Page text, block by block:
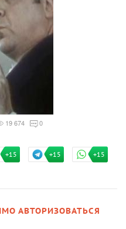
19 674 0
+15 +15 +15
АВТОРИЗОВАТЬСЯ